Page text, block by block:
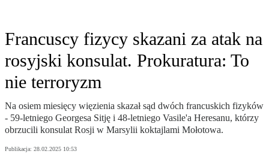
Francuscy fizycy skazani za atak na
rosyjski konsulat. Prokuratura: To
nie terroryzm
Na osiem miesięcy więzienia skazał sąd dwóch francuskich fizyków
- 59-letniego Georgesa Sitję i 48-letniego Vasile'a Heresanu, którzy
obrzucili konsulat Rosji w Marsylii koktajlami Mołotowa.
Publikacja: 28.02.2025 10:53